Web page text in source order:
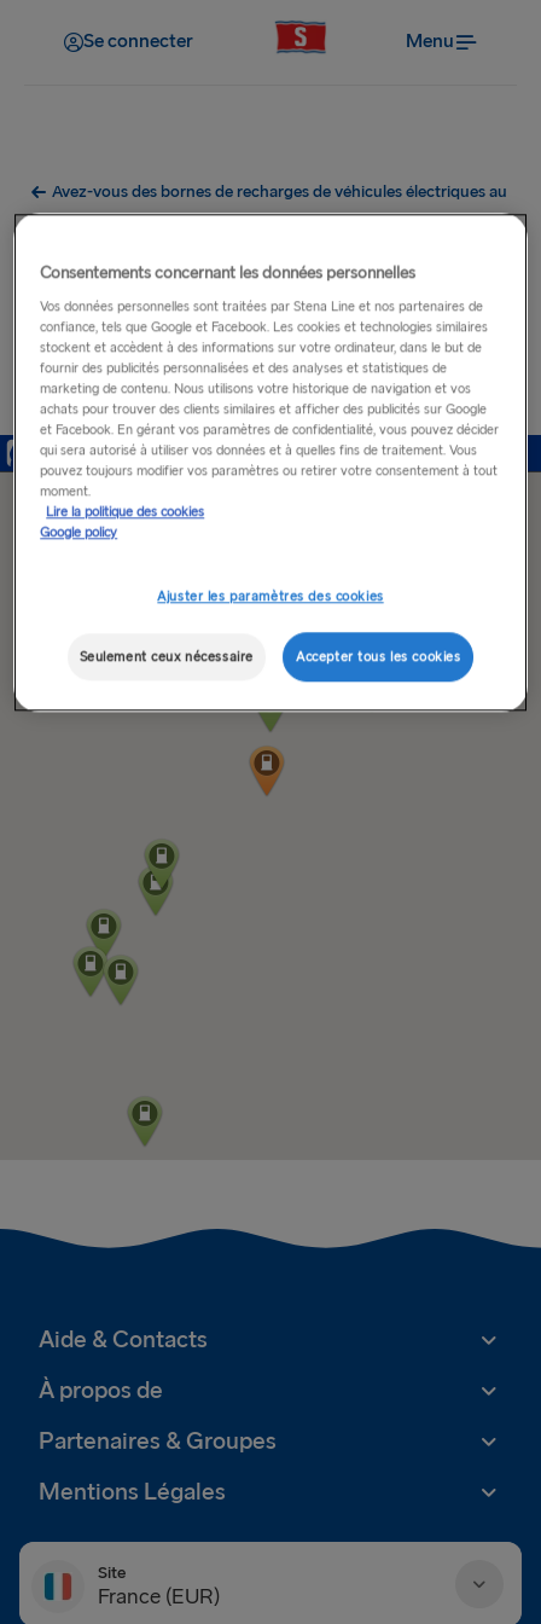
Se connecter Menu
Avez-vous des bornes de recharges de véhicules électriques au
port ?
Bornes de recharge pour
voitures électriques à
proximité du port de
Travemünde
Aide & Contacts
À propos de
Partenaires & Groupes
Mentions Légales
Site
France (EUR)
Consentements concernant les données personnelles
Vos données personnelles sont traitées par Stena Line et nos partenaires de
confiance, tels que Google et Facebook. Les cookies et technologies similaires
stockent et accèdent à des informations sur votre ordinateur, dans le but de
fournir des publicités personnalisées et des analyses et statistiques de
marketing de contenu. Nous utilisons votre historique de navigation et vos
achats pour trouver des clients similaires et afficher des publicités sur Google
et Facebook. En gérant vos paramètres de confidentialité, vous pouvez décider
qui sera autorisé à utiliser vos données et à quelles fins de traitement. Vous
pouvez toujours modifier vos paramètres ou retirer votre consentement à tout
moment.
Lire la politique des cookies
Google policy
Ajuster les paramètres des cookies
Seulement ceux nécessaire Accepter tous les cookies